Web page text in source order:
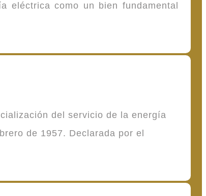
eléctrica como un bien fundamental
del servicio de la energía
de 1957. Declarada por el